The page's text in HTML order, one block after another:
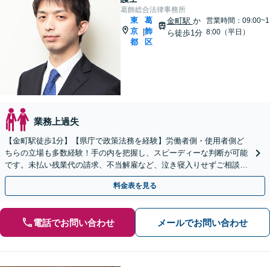
葛飾総合法律事務所
東
京
都
|
葛
飾
区
金町駅 か
ら徒歩1分
営業時間：09:00~1
8:00（平日）
業務上過失
【金町駅徒歩1分】【県庁で政策法務を経験】労働者側・使用者側ど
ちらの立場も多数経験！手の内を把握し、スピーディーな判断が可能
です。未払い残業代の請求、不当解雇など、泣き寝入りせずご相談く
ださい。【初回30分来所相談無料】
料金表を見る
電話でお問い合わせ メールでお問い合わせ